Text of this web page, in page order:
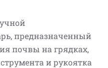
предназначенный
почвы на грядках,
и рукоятка